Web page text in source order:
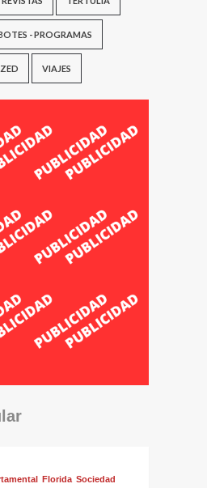
- PROGRAMAS
VIAJES
Florida Sociedad